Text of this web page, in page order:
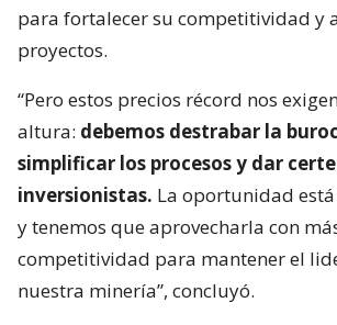
para fortalecer su competitividad y
proyectos.
“Pero estos precios récord nos
altura: debemos destrabar la
simplificar los procesos y dar
inversionistas. La oportunidad
y tenemos que aprovecharla con
competitividad para mantener el
nuestra minería”, concluyó.